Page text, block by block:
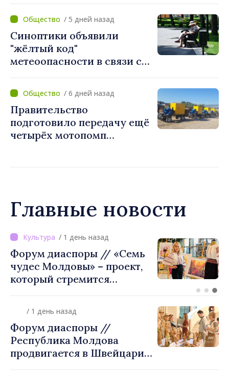
/ 5 дней назад
Синоптики объявили
"жёлтый код"
метеоопасности в связи с
поднимется до 36°C
/ 6 дней назад
Правительство
подготовило передачу ещё
четырёх мотопомп
Главные новости
/ 19 часов назад
ВИДЕО // Калараш
формирует крупнейший
кластер добровольного
утвердил окончательное
решение
/ 1 день назад
Форум диаспоры //
Республика Молдова
продвигается в Швейцарии